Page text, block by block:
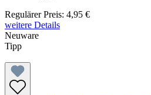
Regulärer Preis: 4,95 €
weitere Details
Neuware
Tipp